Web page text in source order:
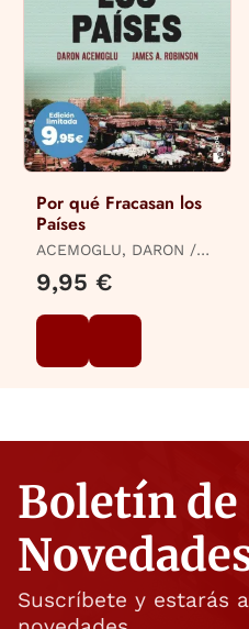
Por qué Fracasan los
Países
ACEMOGLU, DARON /
9,95 €
Boletín de
Suscríbete y estarás